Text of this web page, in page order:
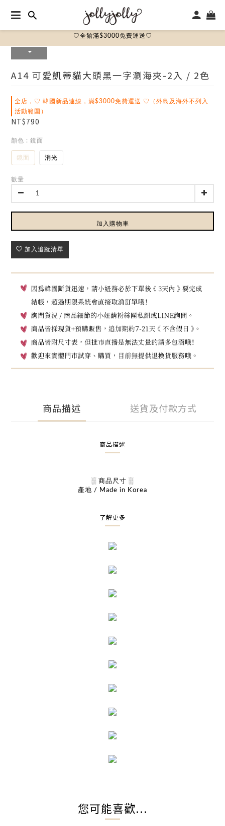
♡全館滿$3000免費運送♡
A14 可愛凱蒂貓大頭黑一字瀏海夾-2入 / 2色
全店，♡ 韓國新品連線，滿$3000免費運送 ♡（外島及海外不列入
活動範圍）
NT$790
顏色 : 鏡面
鏡面 消光
數量
加入購物車
加入追蹤清單
商品描述 送貨及付款方式
商品描述
░ 商品尺寸 ░
產地 / Made in Korea
了解更多
您可能喜歡...